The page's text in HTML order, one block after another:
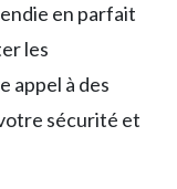
en parfait
les
appel à des
sécurité et